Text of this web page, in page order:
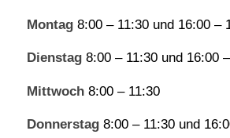
Montag8:00 – 11:30 und 16:00 –
Dienstag8:00 – 11:30 und 16:00
Mittwoch8:00 – 11:30
Donnerstag8:00 – 11:30 und